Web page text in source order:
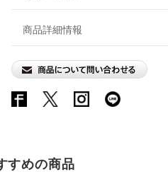
商品詳細情報
すめの商品